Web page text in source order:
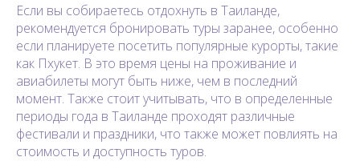
Если вы собираетесь отдохнуть в Таиланде,
рекомендуется бронировать туры заранее, особенно
если планируете посетить популярные курорты, такие
как Пхукет. В это время цены на проживание и
авиабилеты могут быть ниже, чем в последний
момент. Также стоит учитывать, что в определенные
периоды года в Таиланде проходят различные
фестивали и праздники, что также может повлиять на
стоимость и доступность туров.